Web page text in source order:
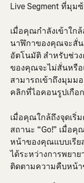
Live Segment ที่มุม
เมื่อคุณกำลังเข้าใก
นาฬิกาของคุณจะสั่น
อัตโนมัติ สำหรับช่ว
ของคุณจะไม่สั่นหรื
สามารถเข้าถึงมุมม
คลิกที่ไอคอนรูปเกือ
เมื่อคุณใกล้ถึงจุดเริ่
สถานะ “Go!” เมื่อ
หน้าของคุณแบบเรี
ได้ระหว่างการพยา
ติดตามความคืบหน้